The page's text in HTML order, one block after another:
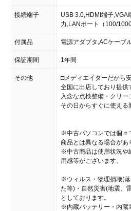
接続端子
USB 3.0,HDMI端子,VGA
力,LANポート（100/
付属品 電源アダプタ,ACケーブ
保証期間 1年間
その他
□メディエイターだから
全国に出店しており提
入念な点検整備・クリ
その日からすぐに使える
※中古パソコンでは個々
商品とは異なる場合があ
※中古商品は使用状況や
用感等がございます。
※ウィルス・物理損壊(
た等)・自然災害(地震、
としております。
※内蔵バッテリー・内蔵